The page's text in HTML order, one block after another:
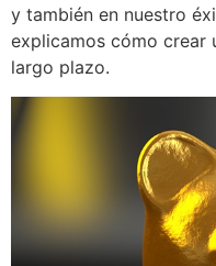
y también en nuestro
explicamos cómo crear
largo plazo.